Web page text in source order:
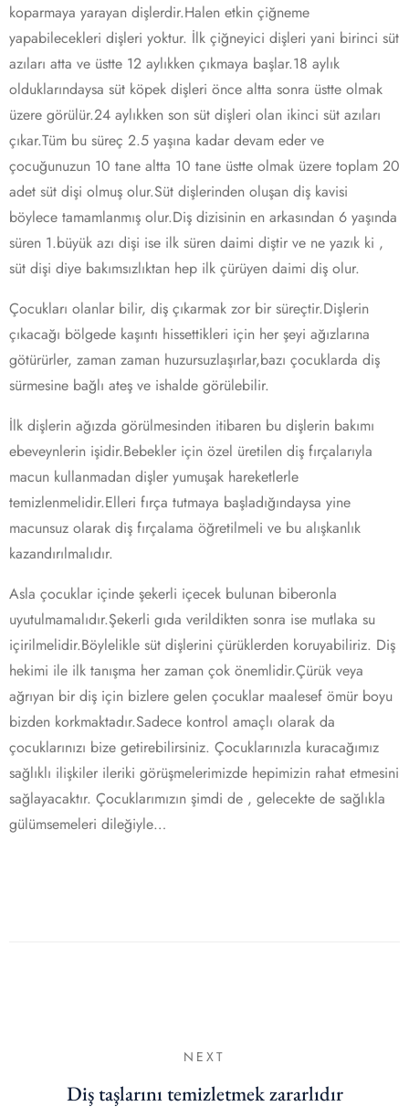
koparmaya yarayan dişlerdir.Halen etkin çiğneme
yapabilecekleri dişleri yoktur. İlk çiğneyici dişleri yani birinci süt
azıları atta ve üstte 12 aylıkken çıkmaya başlar.18 aylık
olduklarındaysa süt köpek dişleri önce altta sonra üstte olmak
üzere görülür.24 aylıkken son süt dişleri olan ikinci süt azıları
çıkar.Tüm bu süreç 2.5 yaşına kadar devam eder ve
çocuğunuzun 10 tane altta 10 tane üstte olmak üzere toplam 20
adet süt dişi olmuş olur.Süt dişlerinden oluşan diş kavisi
böylece tamamlanmış olur.Diş dizisinin en arkasından 6 yaşında
süren 1.büyük azı dişi ise ilk süren daimi diştir ve ne yazık ki ,
süt dişi diye bakımsızlıktan hep ilk çürüyen daimi diş olur.
Çocukları olanlar bilir, diş çıkarmak zor bir süreçtir.Dişlerin
çıkacağı bölgede kaşıntı hissettikleri için her şeyi ağızlarına
götürürler, zaman zaman huzursuzlaşırlar,bazı çocuklarda diş
sürmesine bağlı ateş ve ishalde görülebilir.
İlk dişlerin ağızda görülmesinden itibaren bu dişlerin bakımı
ebeveynlerin işidir.Bebekler için özel üretilen diş fırçalarıyla
macun kullanmadan dişler yumuşak hareketlerle
temizlenmelidir.Elleri fırça tutmaya başladığındaysa yine
macunsuz olarak diş fırçalama öğretilmeli ve bu alışkanlık
kazandırılmalıdır.
Asla çocuklar içinde şekerli içecek bulunan biberonla
uyutulmamalıdır.Şekerli gıda verildikten sonra ise mutlaka su
içirilmelidir.Böylelikle süt dişlerini çürüklerden koruyabiliriz. Diş
hekimi ile ilk tanışma her zaman çok önemlidir.Çürük veya
ağrıyan bir diş için bizlere gelen çocuklar maalesef ömür boyu
bizden korkmaktadır.Sadece kontrol amaçlı olarak da
çocuklarınızı bize getirebilirsiniz. Çocuklarınızla kuracağımız
sağlıklı ilişkiler ileriki görüşmelerimizde hepimizin rahat etmesini
sağlayacaktır. Çocuklarımızın şimdi de , gelecekte de sağlıkla
gülümsemeleri dileğiyle…
NEXT
Diş taşlarını temizletmek zararlıdır